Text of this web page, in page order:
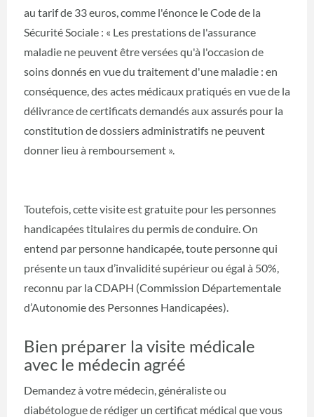
au tarif de 33 euros, comme l'énonce le Code de la
Sécurité Sociale : « Les prestations de l'assurance
maladie ne peuvent être versées qu'à l'occasion de
soins donnés en vue du traitement d'une maladie : en
conséquence, des actes médicaux pratiqués en vue de la
délivrance de certificats demandés aux assurés pour la
constitution de dossiers administratifs ne peuvent
donner lieu à remboursement ».
Toutefois, cette visite est gratuite pour les personnes
handicapées titulaires du permis de conduire. On
entend par personne handicapée, toute personne qui
présente un taux d’invalidité supérieur ou égal à 50%,
reconnu par la CDAPH (Commission Départementale
d’Autonomie des Personnes Handicapées).
Bien préparer la visite médicale
avec le médecin agréé
Demandez à votre médecin, généraliste ou
diabétologue de rédiger un certificat médical que vous